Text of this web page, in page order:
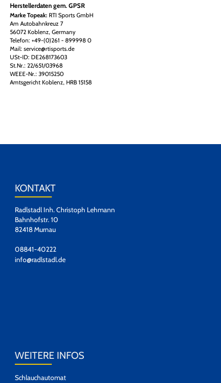
Herstellerdaten gem. GPSR
Marke Topeak: RTI Sports GmbH
Am Autobahnkreuz 7
56072 Koblenz, Germany
Telefon: +49-(0)261 - 899998 0
Mail: service@rtisports.de
USt-ID: DE268173603
St.Nr.: 22/651/03968
WEEE-Nr.: 39015250
Amtsgericht Koblenz, HRB 15158
KONTAKT
Radlstadl Inh. Christoph Lehmann
Bahnhofstr. 10
82418 Murnau
08841-40222
info@radlstadl.de
WEITERE INFOS
Schlauchautomat